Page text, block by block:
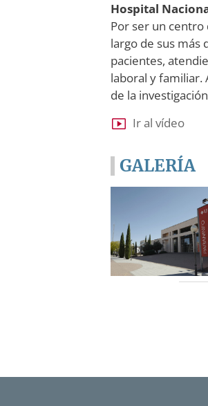
Hospital
Por ser un
largo de sus más
pacientes,
laboral y
de la
Ir al vídeo
GALERÍA